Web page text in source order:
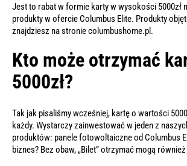
Jest to rabat w formie karty w wysokości 5000zł
produkty w ofercie Columbus Elite. Produkty
znajdziesz na stronie columbushome.pl.
Kto może otrzymać
5000zł?
Tak jak pisaliśmy wcześniej, kartę o wartości
każdy. Wystarczy zainwestować w jeden z
produktów: panele fotowoltaiczne od Columbus
biznes? Bez obaw, „Bilet” otrzymać mogą